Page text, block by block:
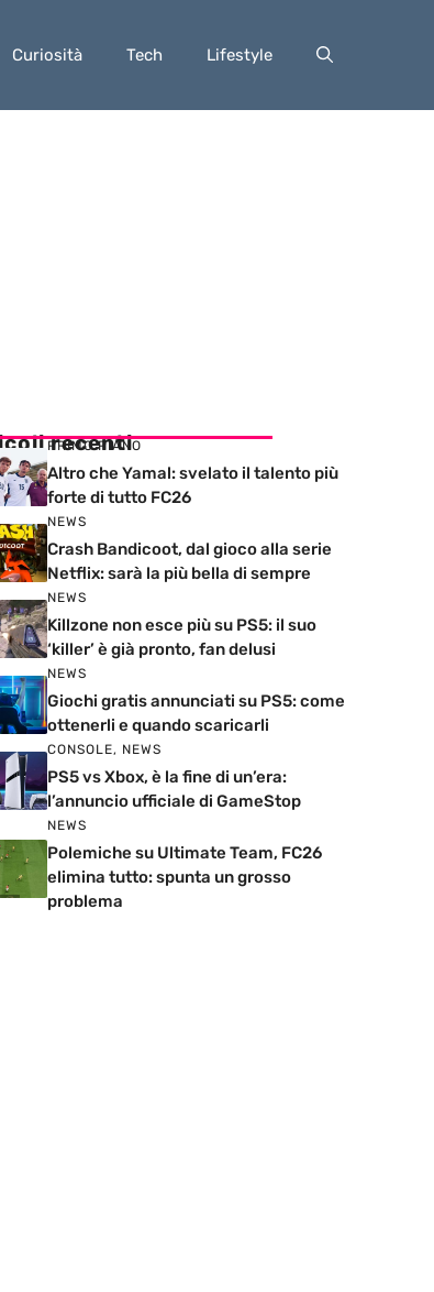
Curiosità Tech Lifestyle
recenti
PRIMO PIANO
Altro che Yamal: svelato il talento più
forte di tutto FC26
NEWS
Crash Bandicoot, dal gioco alla serie
Netflix: sarà la più bella di sempre
NEWS
Killzone non esce più su PS5: il suo
‘killer’ è già pronto, fan delusi
NEWS
Giochi gratis annunciati su PS5: come
ottenerli e quando scaricarli
CONSOLE, NEWS
PS5 vs Xbox, è la fine di un’era:
l’annuncio ufficiale di GameStop
NEWS
Polemiche su Ultimate Team, FC26
elimina tutto: spunta un grosso
problema